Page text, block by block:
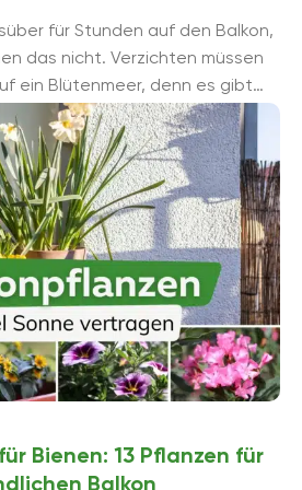
für Stunden auf den Balkon,
das nicht. Verzichten müssen
ein Blütenmeer, denn es gibt
Bienen: 13 Pflanzen für
Balkon